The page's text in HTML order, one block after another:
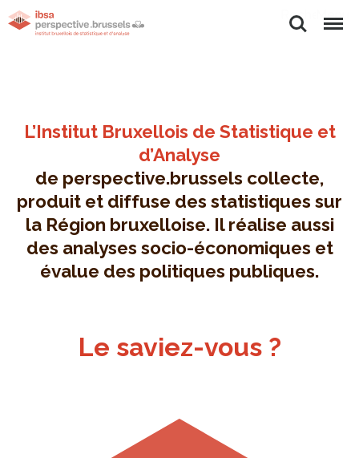
Rechercher
Menu
L’Institut Bruxellois de Statistique et
d’Analyse
de perspective.brussels collecte,
produit et diffuse des statistiques sur
la Région bruxelloise. Il réalise aussi
des analyses socio-économiques et
évalue des politiques publiques.
Le saviez-vous ?